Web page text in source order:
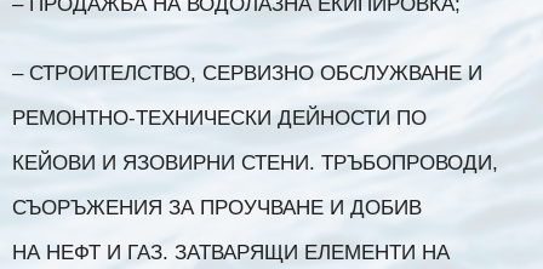
– СТРОИТЕЛСТВО, СЕРВИЗНО ОБСЛУЖВАНЕ И
РЕМОНТНО-ТЕХНИЧЕСКИ ДЕЙНОСТИ ПО
КЕЙОВИ И ЯЗОВИРНИ СТЕНИ. ТРЪБОПРОВОДИ,
СЪОРЪЖЕНИЯ ЗА ПРОУЧВАНЕ И ДОБИВ
НА НЕФТ И ГАЗ. ЗАТВАРЯЩИ ЕЛЕМЕНТИ НА